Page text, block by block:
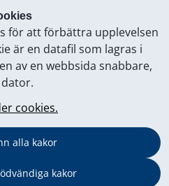
för att förbättra upplevelsen
är en datafil som lagras i
av en webbsida snabbare,
cookies.
alla kakor
kakor